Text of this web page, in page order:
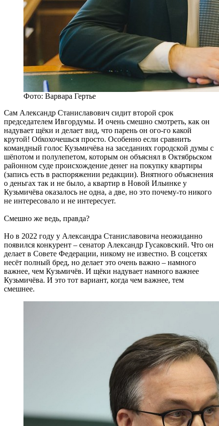
Фото: Варвара Гертье
Сам Александр Станиславович сидит второй срок
председателем Ивгордумы. И очень смешно смотреть, как он
надувает щёки и делает вид, что парень он ого-го какой
крутой! Обхохочешься просто. Особенно если сравнить
командный голос Кузьмичёва на заседаниях городской думы с
шёпотом и полулепетом, которым он объяснял в Октябрьском
районном суде происхождение денег на покупку квартиры
(запись есть в распоряжении редакции). Внятного объяснения
о деньгах так и не было, а квартир в Новой Ильинке у
Кузьмичёва оказалось не одна, а две, но это почему-то никого
не интересовало и не интересует.
Смешно же ведь, правда?
Но в 2022 году у Александра Станиславовича неожиданно
появился конкурент – сенатор Александр Гусаковский. Что он
делает в Совете Федерации, никому не известно. В соцсетях
несёт полный бред, но делает это очень важно – намного
важнее, чем Кузьмичёв. И щёки надувает намного важнее
Кузьмичёва. И это тот вариант, когда чем важнее, тем
смешнее.